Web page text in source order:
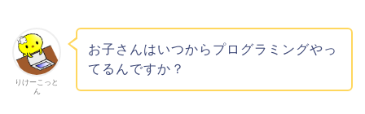
りけーこっと
ん
お子さんはいつからプログラミングやっ
てるんですか？